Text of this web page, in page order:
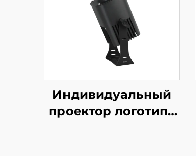
Индивидуальный
проектор логотипа